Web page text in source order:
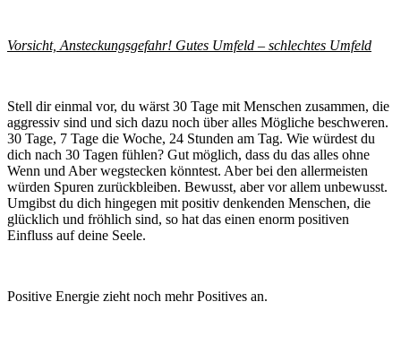
Vorsicht, Ansteckungsgefahr! Gutes Umfeld – schlechtes Umfeld
Stell dir einmal vor, du wärst 30 Tage mit Menschen zusammen, die
aggressiv sind und sich dazu noch über alles Mögliche beschweren.
30 Tage, 7 Tage die Woche, 24 Stunden am Tag. Wie würdest du
dich nach 30 Tagen fühlen? Gut möglich, dass du das alles ohne
Wenn und Aber wegstecken könntest. Aber bei den allermeisten
würden Spuren zurückbleiben. Bewusst, aber vor allem unbewusst.
Umgibst du dich hingegen mit positiv denkenden Menschen, die
glücklich und fröhlich sind, so hat das einen enorm positiven
Einfluss auf deine Seele.
Positive Energie zieht noch mehr Positives an.